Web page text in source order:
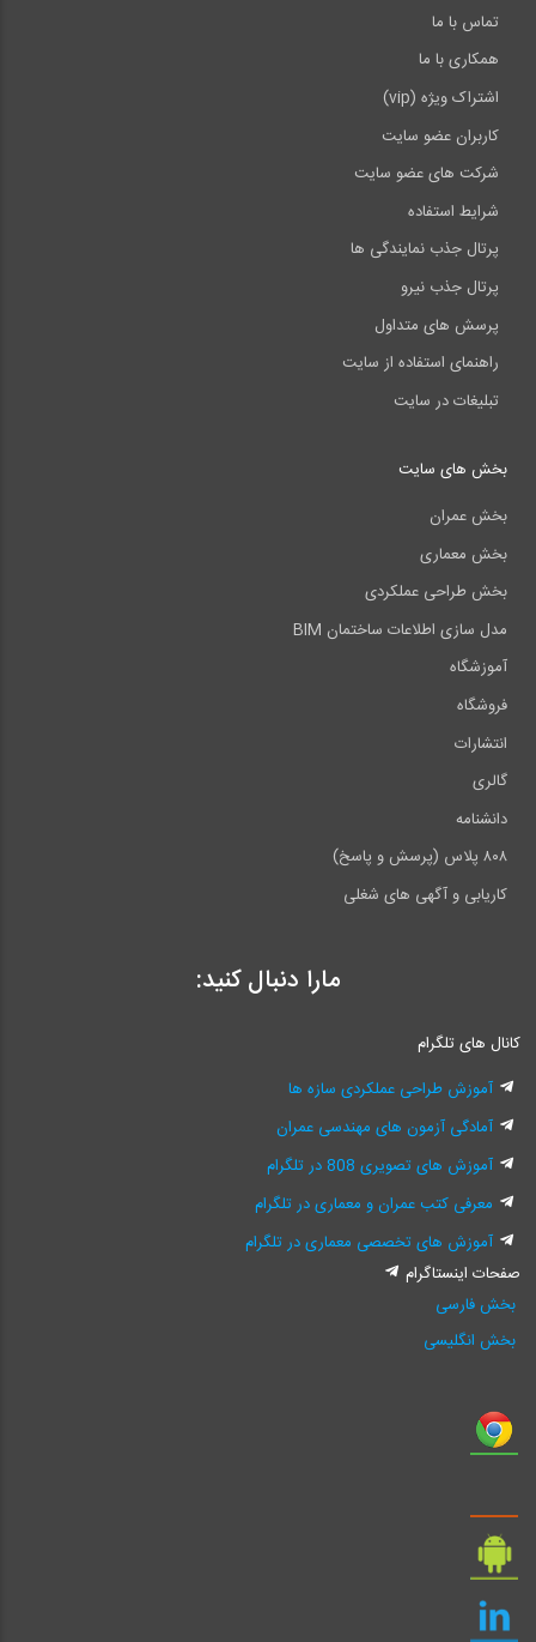
تماس با ما
همکاری با ما
اشتراک ویژه (vip)
کاربران عضو سایت
شرکت های عضو سایت
شرایط استفاده
پرتال جذب نمایندگی ها
پرتال جذب نیرو
پرسش های متداول
راهنمای استفاده از سایت
تبلیغات در سایت
بخش های سایت
بخش عمران
بخش معماری
بخش طراحی عملکردی
مدل سازی اطلاعات ساختمان BIM
آموزشگاه
فروشگاه
انتشارات
گالری
دانشنامه
۸۰۸ پلاس (پرسش و پاسخ)
کاریابی و آگهی های شغلی
مارا دنبال کنید:
کانال های تلگرام
آموزش طراحی عملکردی سازه ها
آمادگی آزمون های مهندسی عمران
آموزش های تصویری 808 در تلگرام
معرفی کتب عمران و معماری در تلگرام
آموزش های تخصصی معماری در تلگرام
صفحات اینستاگرام
بخش فارسی
بخش انگلیسی